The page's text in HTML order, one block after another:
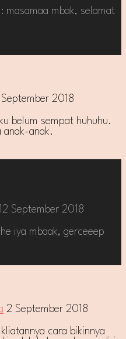
masamaa mbak, selamat
2018
belum sempat huhuhu.
anak-anak.
12 September 2018
iya mbaak, gerceeep
2 September 2018
cara bikinnya